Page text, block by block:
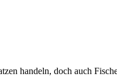
handeln, doch auch